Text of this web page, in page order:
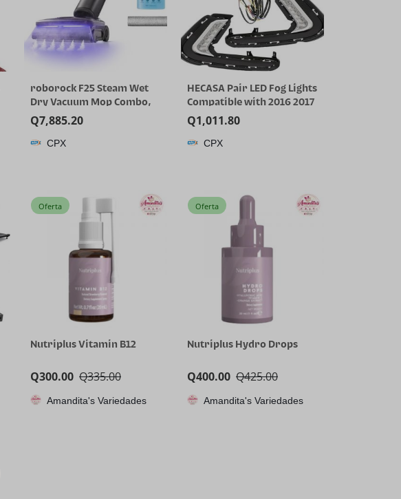
roborock F25 Steam Wet
Dry Vacuum Mop Combo,
356°F Cordless Steam
Cleaner | 25000 Pa Suction
for Hard Floor, 203°F Self-
Tangle
Q7,885.20
CPX
HECASA Pair LED Fog Lights
Compatible with 2016 2017
2018 Hyundai Elantra Sixth
Generation DRL
Replacement for
Q1,011.80
CPX
Oferta
Nutriplus Vitamin B12
Q335.00
Q300.00
Amandita's Variedades
Oferta
Nutriplus Hydro Drops
Q425.00
Q400.00
Amandita's Variedades